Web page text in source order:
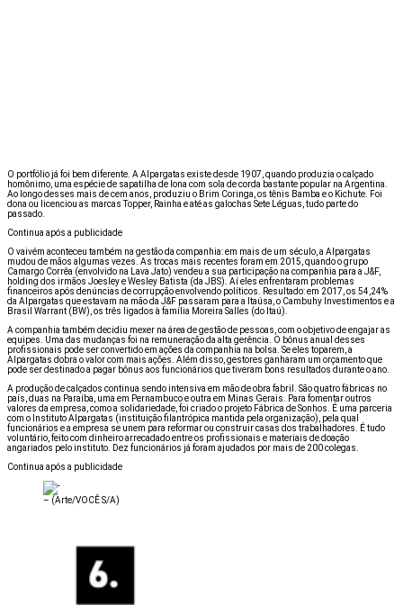
O portfólio já foi bem diferente. A Alpargatas existe desde 1907, quando produzia o calçado
homônimo, uma espécie de sapatilha de lona com sola de corda bastante popular na Argentina.
Ao longo desses mais de cem anos, produziu o Brim Coringa, os tênis Bamba e o Kichute. Foi
dona ou licenciou as marcas Topper, Rainha e até as galochas Sete Léguas, tudo parte do
passado.
Continua após a publicidade
O vaivém aconteceu também na gestão da companhia: em mais de um século, a Alpargatas
mudou de mãos algumas vezes. As trocas mais recentes foram em 2015, quando o grupo
Camargo Corrêa (envolvido na Lava Jato) vendeu a sua participação na companhia para a J&F,
holding dos irmãos Joesley e Wesley Batista (da JBS). Aí eles enfrentaram problemas
financeiros após denúncias de corrupção envolvendo políticos. Resultado: em 2017, os 54,24%
da Alpargatas que estavam na mão da J&F passaram para a Itaúsa, o Cambuhy Investimentos e a
Brasil Warrant (BW), os três ligados à família Moreira Salles (do Itaú).
A companhia também decidiu mexer na área de gestão de pessoas, com o objetivo de engajar as
equipes. Uma das mudanças foi na remuneração da alta gerência. O bônus anual desses
profissionais pode ser convertido em ações da companhia na bolsa. Se eles toparem, a
Alpargatas dobra o valor com mais ações. Além disso, gestores ganharam um orçamento que
pode ser destinado a pagar bônus aos funcionários que tiveram bons resultados durante o ano.
A produção de calçados continua sendo intensiva em mão de obra fabril. São quatro fábricas no
país, duas na Paraíba, uma em Pernambuco e outra em Minas Gerais. Para fomentar outros
valores da empresa, como a solidariedade, foi criado o projeto Fábrica de Sonhos. É uma parceria
com o Instituto Alpargatas (instituição filantrópica mantida pela organização), pela qual
funcionários e a empresa se unem para reformar ou construir casas dos trabalhadores. É tudo
voluntário, feito com dinheiro arrecadado entre os profissionais e materiais de doação
angariados pelo instituto. Dez funcionários já foram ajudados por mais de 200 colegas.
Continua após a publicidade
– (Arte/VOCÊ S/A)